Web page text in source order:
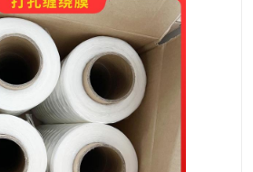
充气袋
缠绕膜
托盘裹包网兜